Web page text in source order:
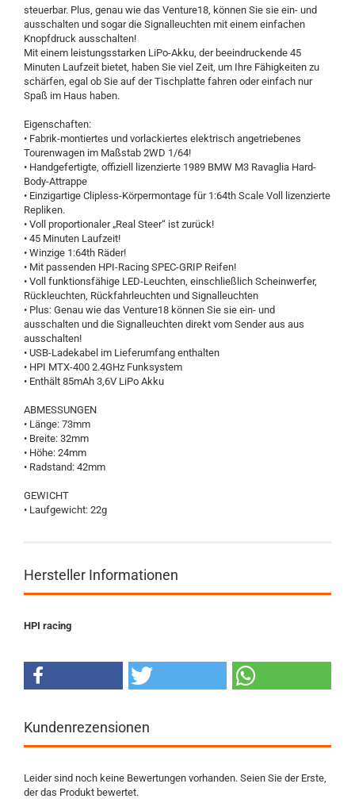
steuerbar. Plus, genau wie das Venture18, können Sie sie ein- und
ausschalten und sogar die Signalleuchten mit einem einfachen
Knopfdruck ausschalten!
Mit einem leistungsstarken LiPo-Akku, der beeindruckende 45
Minuten Laufzeit bietet, haben Sie viel Zeit, um Ihre Fähigkeiten zu
schärfen, egal ob Sie auf der Tischplatte fahren oder einfach nur
Spaß im Haus haben.
Eigenschaften:
• Fabrik-montiertes und vorlackiertes elektrisch angetriebenes
Tourenwagen im Maßstab 2WD 1/64!
• Handgefertigte, offiziell lizenzierte 1989 BMW M3 Ravaglia Hard-
Body-Attrappe
• Einzigartige Clipless-Körpermontage für 1:64th Scale Voll lizenzierte
Repliken.
• Voll proportionaler „Real Steer“ ist zurück!
• 45 Minuten Laufzeit!
• Winzige 1:64th Räder!
• Mit passenden HPI-Racing SPEC-GRIP Reifen!
• Voll funktionsfähige LED-Leuchten, einschließlich Scheinwerfer,
Rückleuchten, Rückfahrleuchten und Signalleuchten
• Plus: Genau wie das Venture18 können Sie sie ein- und
ausschalten und die Signalleuchten direkt vom Sender aus aus
ausschalten!
• USB-Ladekabel im Lieferumfang enthalten
• HPI MTX-400 2.4GHz Funksystem
• Enthält 85mAh 3,6V LiPo Akku
ABMESSUNGEN
• Länge: 73mm
• Breite: 32mm
• Höhe: 24mm
• Radstand: 42mm
GEWICHT
• Laufgewicht: 22g
Hersteller Informationen
HPI racing
Kundenrezensionen
Leider sind noch keine Bewertungen vorhanden. Seien Sie der Erste,
der das Produkt bewertet.